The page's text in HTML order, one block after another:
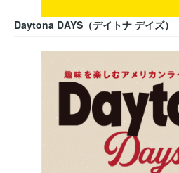
Daytona DAYS（デイトナ デイズ）